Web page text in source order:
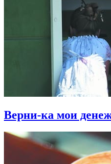
Верни-ка мои